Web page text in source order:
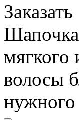
Заказать
Шапочка
мягкого
волосы
нужного